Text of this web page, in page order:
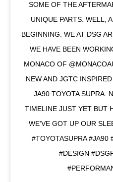
SOME OF THE
UNIQUE PARTS. WELL,
BEGINNING. WE AT DSG
WE HAVE BEEN
MONACO OF
NEW AND JGTC
JA90 TOYOTA SUPRA.
TIMELINE JUST YET BUT
WE’VE GOT UP OUR
#TOYOTASUPRA #JA90
#DESIGN